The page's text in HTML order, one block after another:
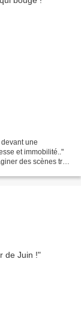
une
et immobilité.."
des scènes très